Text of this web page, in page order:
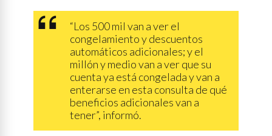
“Los 500 mil van a ver el
congelamiento y descuentos
automáticos adicionales; y el
millón y medio van a ver que su
cuenta ya está congelada y van a
enterarse en esta consulta de qué
beneficios adicionales van a
tener”, informó.